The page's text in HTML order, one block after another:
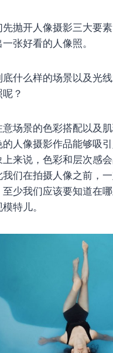
先抛开人像摄影三大要
张好看的人像照。
底什么样的场景以及光
？
场景的色彩搭配以及
的人像摄影作品能够吸
来说，色彩和层次感
我们在拍摄人像之前，
至少我们应该要知道在
特儿。